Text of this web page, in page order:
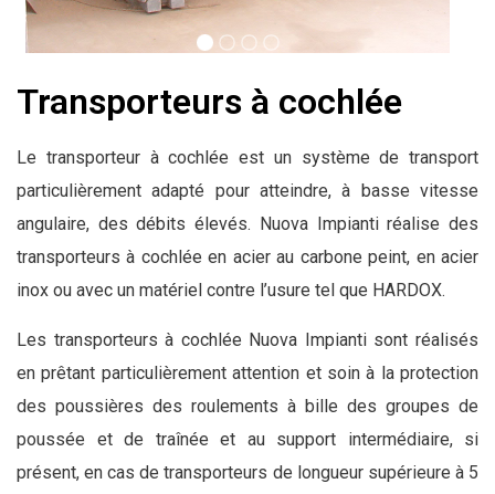
Transporteurs à cochlée
Le transporteur à cochlée est un système de transport
particulièrement adapté pour atteindre, à basse vitesse
angulaire, des débits élevés. Nuova Impianti réalise des
transporteurs à cochlée en acier au carbone peint, en acier
inox ou avec un matériel contre l’usure tel que HARDOX.
Les transporteurs à cochlée Nuova Impianti sont réalisés
en prêtant particulièrement attention et soin à la protection
des poussières des roulements à bille des groupes de
poussée et de traînée et au support intermédiaire, si
présent, en cas de transporteurs de longueur supérieure à 5